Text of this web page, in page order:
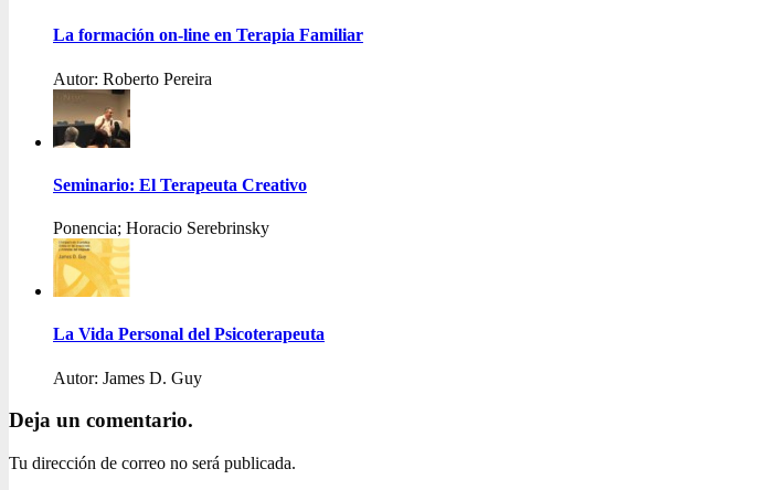
La formación on-line en Terapia Familiar
Autor: Roberto Pereira
Seminario: El Terapeuta Creativo
Ponencia; Horacio Serebrinsky
La Vida Personal del Psicoterapeuta
Autor: James D. Guy
Deja un comentario.
Tu dirección de correo no será publicada.